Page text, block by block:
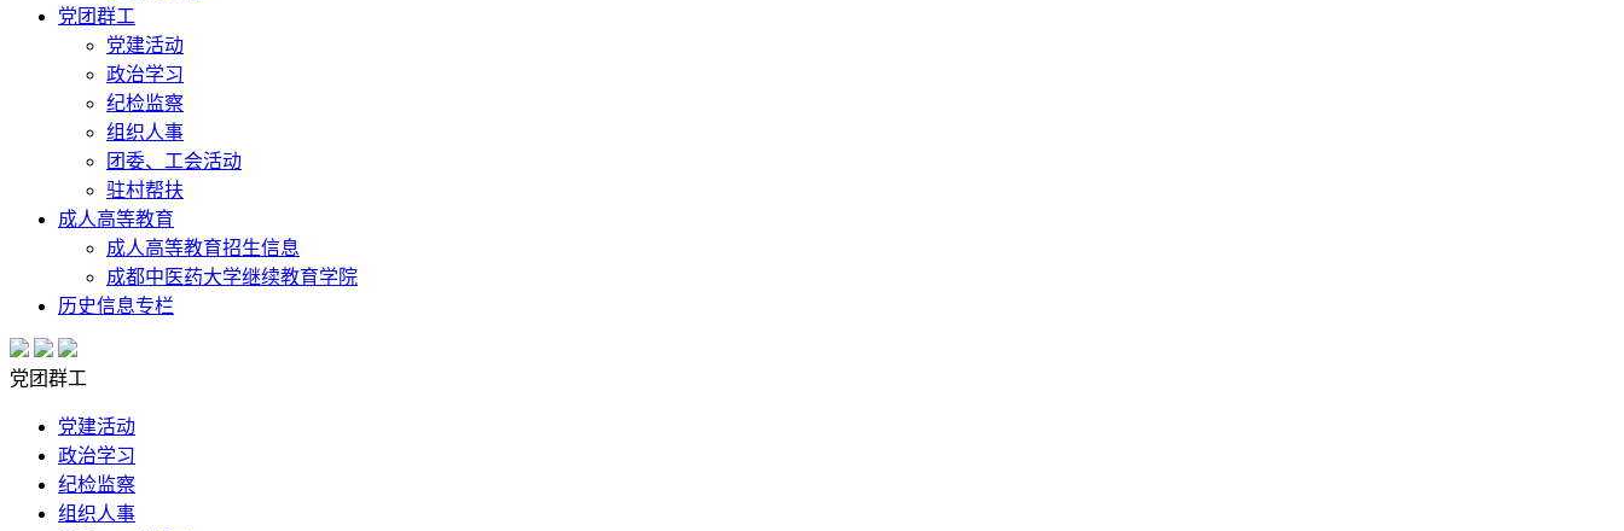
党团群工
党建活动
政治学习
纪检监察
组织人事
团委、工会活动
驻村帮扶
成人高等教育
成人高等教育招生信息
成都中医药大学继续教育学院
历史信息专栏
党团群工
党建活动
政治学习
纪检监察
组织人事